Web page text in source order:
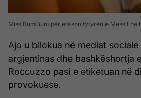
Miss BumBum përjetëson fytyrën e Messit në
Ajo u bllokua në mediat
argjentinas dhe bashkëshortja
Roccuzzo pasi e etiketuan në
provokuese.